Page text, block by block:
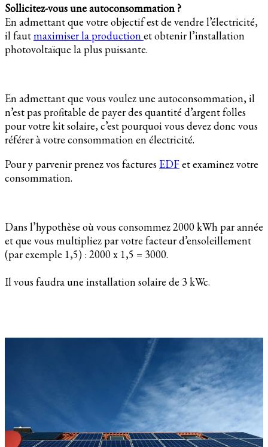
Sollicitez-vous une autoconsommation ?
En admettant que votre objectif est de vendre l’électricité,
il fautmaximiser la productionet obtenir l’installation
photovoltaïque la plus puissante.
En admettant que vous voulez une autoconsommation, il
n’est pas profitable de payer des quantité d’argent folles
pour votre kit solaire, c’est pourquoi vous devez donc vous
référer à votre consommation en électricité.
Pour y parvenir prenez vos factures EDFet examinez votre
consommation.
Dans l’hypothèse où vous consommez 2000 kWh par année
et que vous multipliez par votre facteur d’ensoleillement
(par exemple 1,5) : 2000 x 1,5 = 3000.
Il vous faudra une installation solaire de 3 kWc.